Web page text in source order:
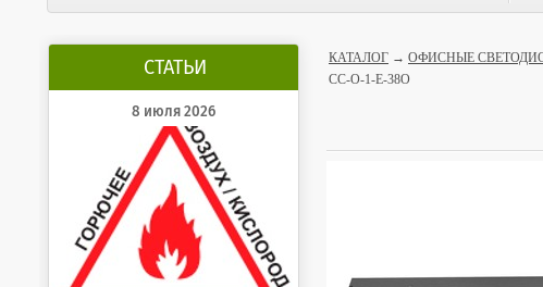
СТАТЬИ
8 июля 2026
КАТАЛОГ → ОФИСНЫЕ
СС-О-1-Е-38О